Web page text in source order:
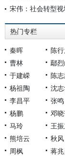
宋伟：社会转型
热门专栏
秦晖 陈行
曹林
鄢
于建嵘
陈
杨祖陶
沈
李昌平
张鸣
杨鹏
邓
马玲
王
熊培云
秋风
周枫
蒋